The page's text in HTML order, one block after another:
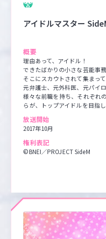
アイドルマスター
概要
理由あって、アイドル！
できたばかりの小さな芸能事
そこにスカウトされて集まっ
元弁護士、元外科医、元パイロ
様々な前職を持ち、それぞれ
らが、トップアイドルを目指
放送開始
2017年10月
権利表記
©BNEI／PROJECT SideM